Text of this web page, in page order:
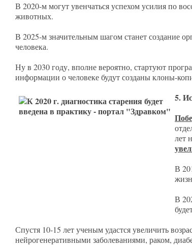
В 2020-м могут увенчаться успехом усилия по
животных.
В 2025-м значительным шагом станет создание
человека.
Ну в 2030 году, вполне вероятно, стартуют
информации о человеке будут созданы клоны-
5.
лет
В
В
Спустя 10-15 лет ученым удастся увеличить
нейрогенеративными заболеваниями, раком,